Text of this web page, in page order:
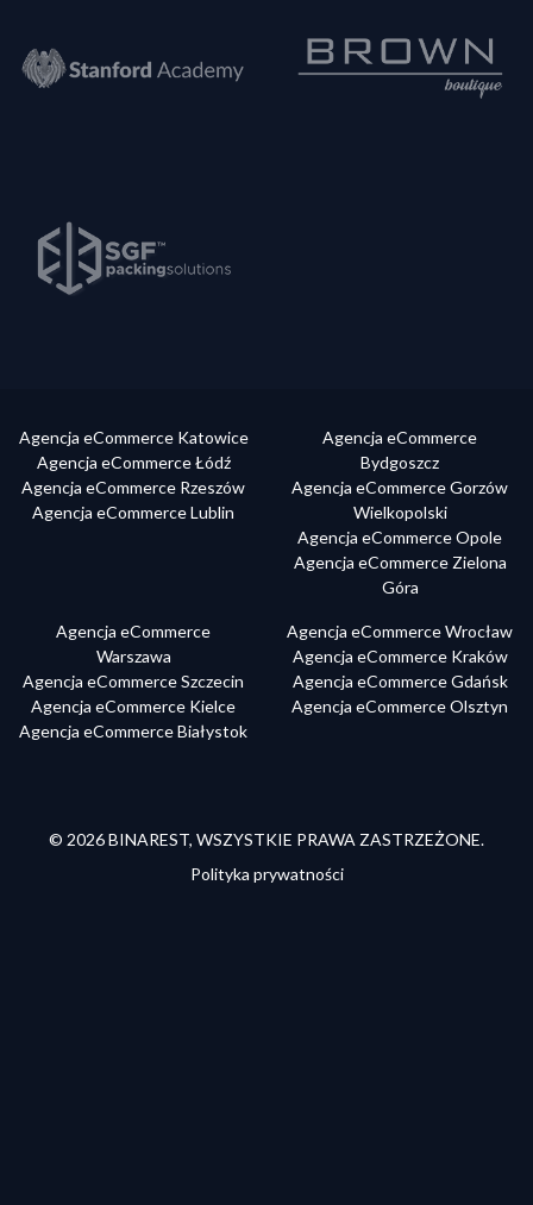
Agencja eCommerce Katowice
Agencja eCommerce Łódź
Agencja eCommerce Rzeszów
Agencja eCommerce Lublin
Agencja eCommerce
Bydgoszcz
Agencja eCommerce Gorzów
Wielkopolski
Agencja eCommerce Opole
Agencja eCommerce Zielona
Góra
Agencja eCommerce
Warszawa
Agencja eCommerce Szczecin
Agencja eCommerce Kielce
Agencja eCommerce Białystok
Agencja eCommerce Wrocław
Agencja eCommerce Kraków
Agencja eCommerce Gdańsk
Agencja eCommerce Olsztyn
© 2026BINAREST, WSZYSTKIE PRAWA ZASTRZEŻONE.
Polityka prywatności